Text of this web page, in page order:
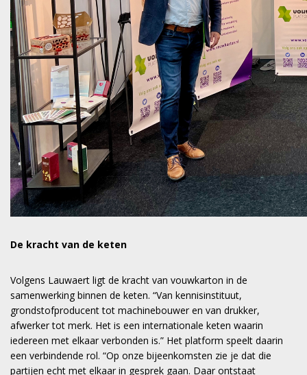
De kracht van de keten
Volgens Lauwaert ligt de kracht van vouwkarton in de
samenwerking binnen de keten. “Van kennisinstituut,
grondstofproducent tot machinebouwer en van drukker,
afwerker tot merk. Het is een internationale keten waarin
iedereen met elkaar verbonden is.” Het platform speelt daarin
een verbindende rol. “Op onze bijeenkomsten zie je dat die
partijen echt met elkaar in gesprek gaan. Daar ontstaat